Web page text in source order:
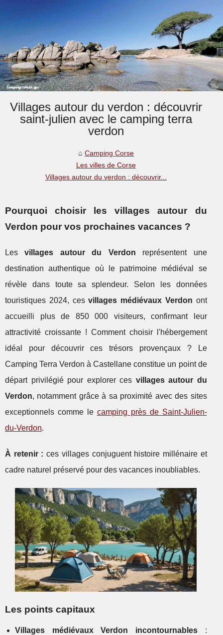
Villages autour du verdon : découvrir
saint-julien avec le camping terra
verdon
Camping Corse
Les villes de Corse
Villages autour du verdon : découvrir...
Pourquoi choisir les villages autour du
Verdon pour vos prochaines vacances ?
Lesvillages autour du Verdon représentent une
destination authentique où le patrimoine médiéval se
révèle dans toute sa splendeur. Selon les données
touristiques 2024, cesvillages médiévaux Verdon ont
accueilli plus de 850 000 visiteurs, confirmant leur
attractivité croissante ! Comment choisir l'hébergement
idéal pour découvrir ces trésors provençaux ? Le
Camping Terra Verdon à Castellane constitue un point de
départ privilégié pour explorer ces villages autour du
Verdon, notamment grâce à sa proximité avec des sites
exceptionnels comme le camping près de Saint-Julien-
du-Verdon.
À retenir : ces villages conjuguent histoire millénaire et
cadre naturel préservé pour des vacances inoubliables.
Les points capitaux
Villages médiévaux Verdon incontournables: